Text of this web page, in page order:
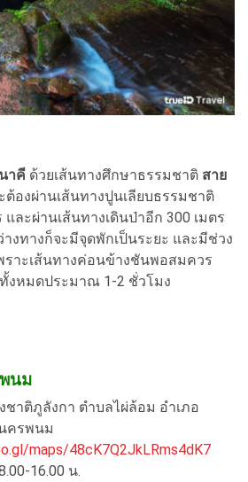
าคี ด้วยเส้นทางศึกษาธรรมชาติ สาย
ต้องผ่านเส้นทางปูนเลียบธรรมชาติ
ละผ่านเส้นทางเดินป่าอีก 300 เมตร
งทางก็จะมีจุดพักเป็นระยะ และมีช่วง
ราะเส้นทางค่อนข้างชันพอสมควร
งหมดประมาณ 1-2 ชั่วโมง
นม
าติภูลังกา ตำบลไผ่ล้อม อำเภอ
ครพนม
maps/48cK7Q2JkLRms4dK7
16.00 น.